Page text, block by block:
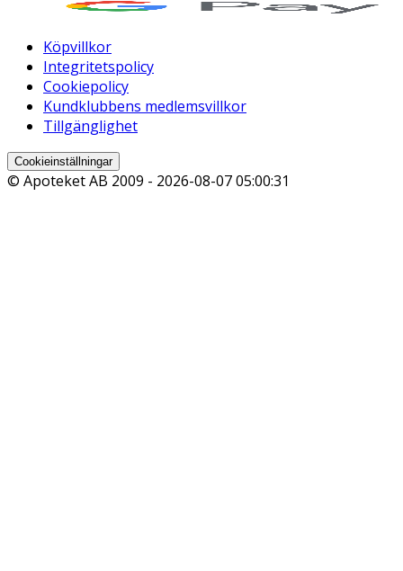
Köpvillkor
Integritetspolicy
Cookiepolicy
Kundklubbens medlemsvillkor
Tillgänglighet
Cookieinställningar
© Apoteket AB 2009 - 2026-08-07 05:00:31